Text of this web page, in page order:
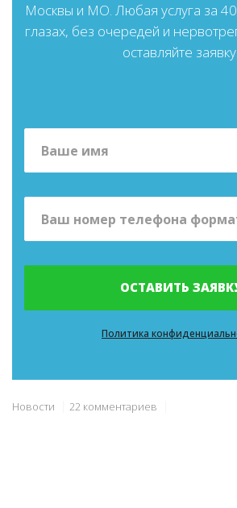
Москвы и МО. Любая услуга за
глазах, без очередей и
оставляйте заявку.
ОСТАВИТЬ
Политика
Новости 22 комментариев